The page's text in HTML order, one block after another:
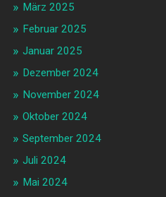
März 2025
Februar 2025
Januar 2025
Dezember 2024
November 2024
Oktober 2024
September 2024
Juli 2024
Mai 2024